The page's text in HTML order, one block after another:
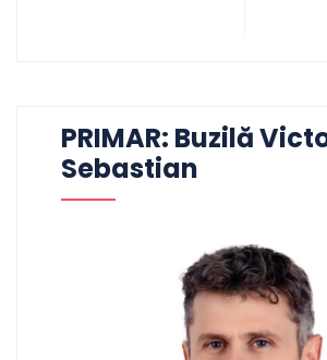
PRIMAR: Buzilă
Sebastian